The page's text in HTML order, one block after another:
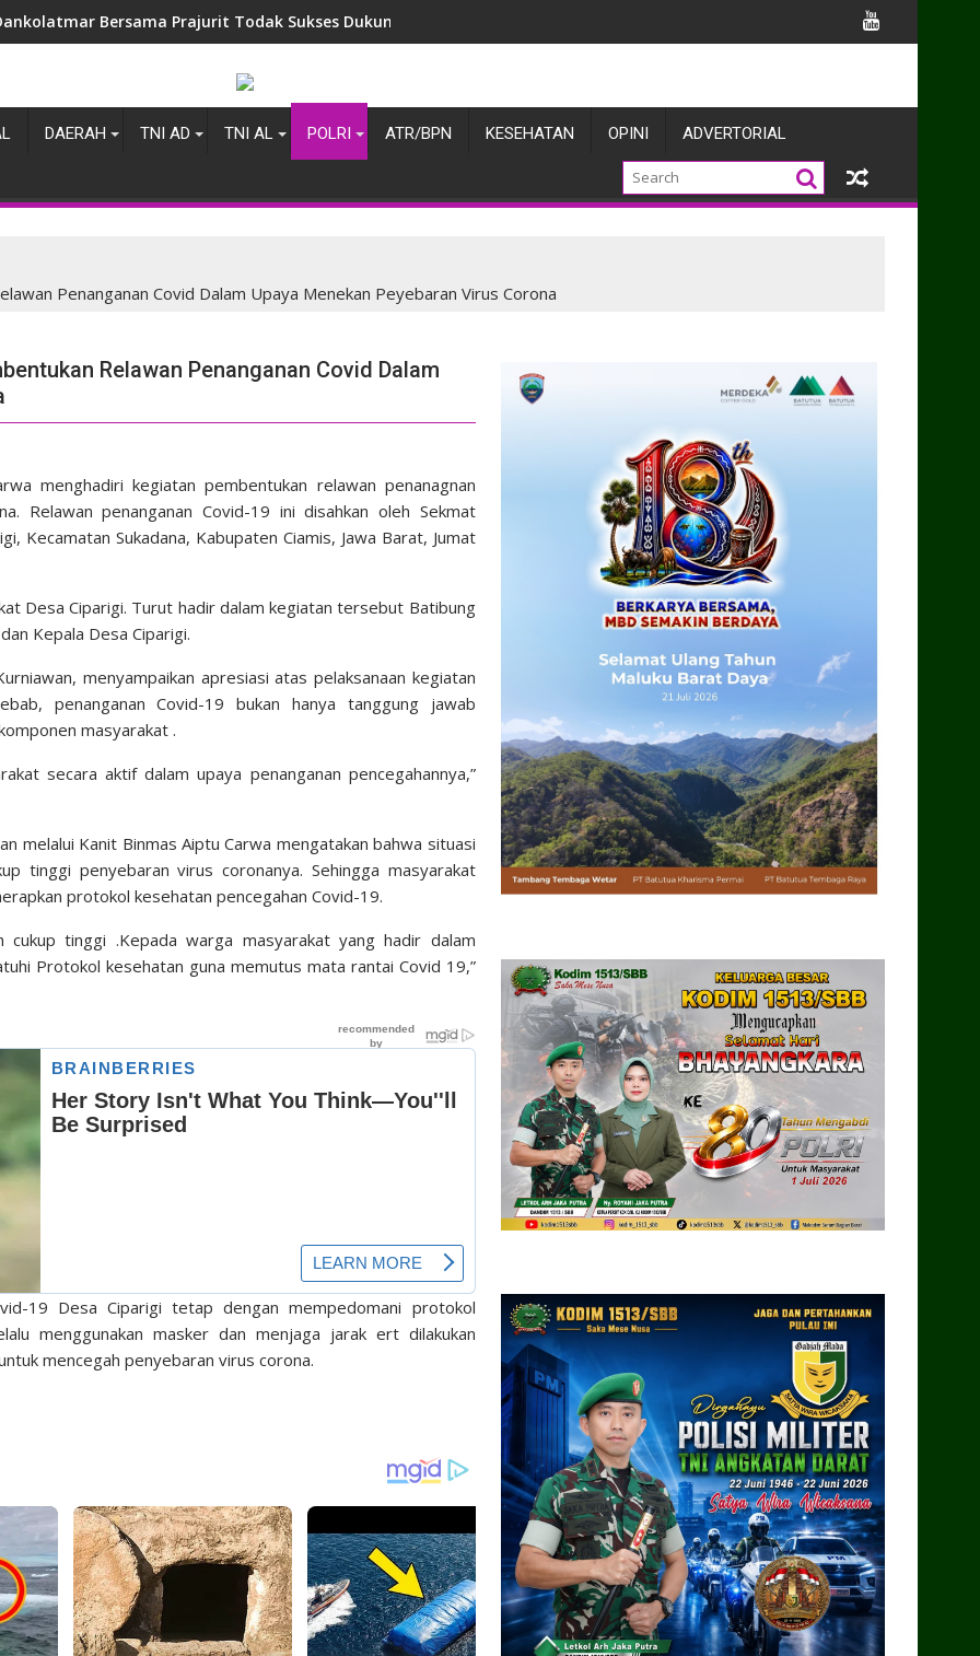
Bersama Prajurit Todak Sukses Dukung Penganugerahan Warga Kehormatan dan Brevet Kehormatan Korps
DAERAH TNI AD TNI AL POLRI ATR/BPN KESEHATAN OPINI ADVERTORIAL
Penanganan Covid Dalam Upaya Menekan Peyebaran Virus Corona
Relawan Penanganan Covid Dalam
menghadiri kegiatan pembentukan relawan penanagnan
Relawan penanganan Covid-19 ini disahkan oleh Sekmat
Kecamatan Sukadana, Kabupaten Ciamis, Jawa Barat, Jumat
Desa Ciparigi. Turut hadir dalam kegiatan tersebut Batibung
Kepala Desa Ciparigi.
menyampaikan apresiasi atas pelaksanaan kegiatan
penanganan Covid-19 bukan hanya tanggung jawab
masyarakat .
secara aktif dalam upaya penanganan pencegahannya,”
melalui Kanit Binmas Aiptu Carwa mengatakan bahwa situasi
tinggi penyebaran virus coronanya. Sehingga masyarakat
protokol kesehatan pencegahan Covid-19.
cukup tinggi .Kepada warga masyarakat yang hadir dalam
Protokol kesehatan guna memutus mata rantai Covid 19,”
19 Desa Ciparigi tetap dengan mempedomani protokol
menggunakan masker dan menjaga jarak ert dilakukan
mencegah penyebaran virus corona.